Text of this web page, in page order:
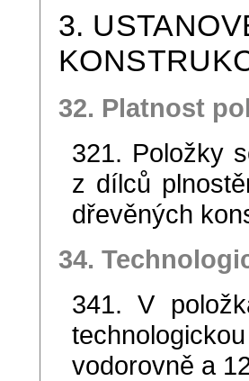
3.
32. Platnost
321. Položky
z dílců
dřevěných
34.
341. V
vodorovně a